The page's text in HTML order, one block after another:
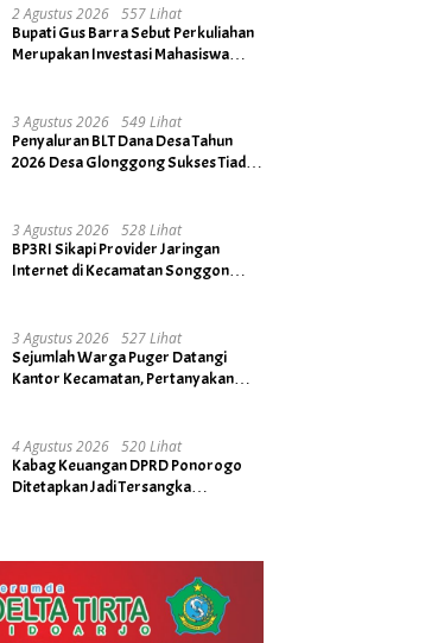
2 Agustus 2026
557 Lihat
Bupati Gus Barra Sebut Perkuliahan
Merupakan Investasi Mahasiswa
3 Agustus 2026
549 Lihat
Penyaluran BLT Dana Desa Tahun
2026 Desa Glonggong Sukses Tiada
3 Agustus 2026
528 Lihat
BP3RI Sikapi Provider Jaringan
Internet di Kecamatan Songgon
3 Agustus 2026
527 Lihat
Sejumlah Warga Puger Datangi
Kantor Kecamatan, Pertanyakan
4 Agustus 2026
520 Lihat
Kabag Keuangan DPRD Ponorogo
Ditetapkan Jadi Tersangka